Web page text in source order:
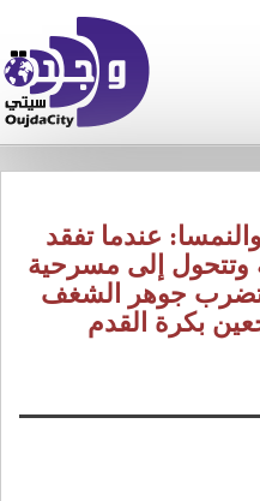
عندما تفقد
وتتحول إلى مسرحية
تضرب جوهر الشغف
بكرة القدم